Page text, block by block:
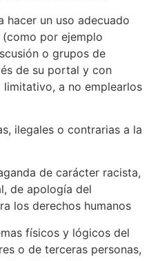
hacer un uso adecuado
por ejemplo
o grupos de
de su portal y con
a no emplearlos
ilegales o contrarias a la
de carácter racista,
de apología del
los derechos humanos
físicos y lógicos del
o de terceras personas,